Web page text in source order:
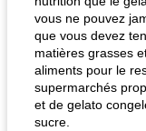
vous ne pouvez
que vous devez
matières grasses
aliments pour le
supermarchés
et de gelato
sucre.